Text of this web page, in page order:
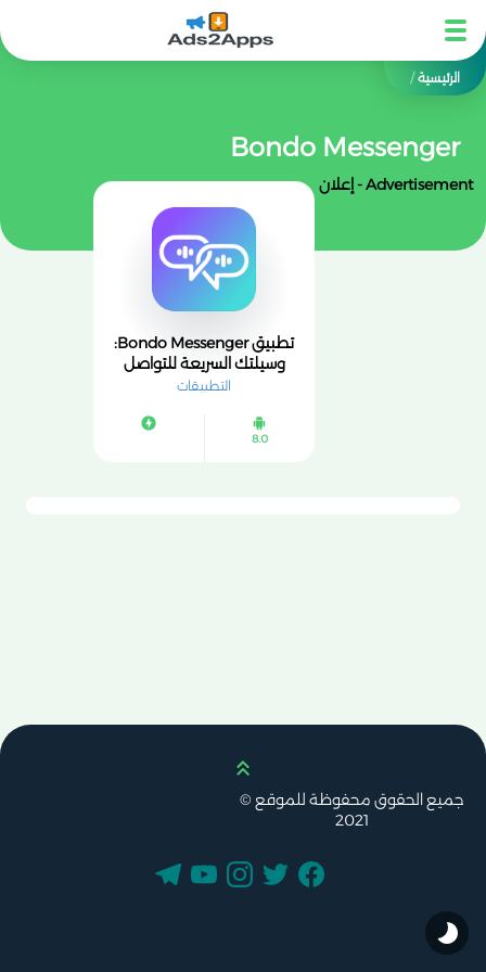
الرئيسية/
Bondo Messenger
Advertisement - إعلان
تطبيق Bondo Messenger:
وسيلتك السريعة للتواصل
الآمن والمحادثات الفورية
التطبيقات
8.0
Scroll up
جميع الحقوق محفوظة للموقع ©
2021